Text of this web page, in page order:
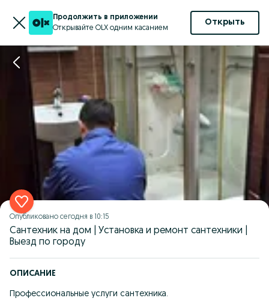
Продолжить в приложении
Открывайте OLX одним касанием
Открыть
Опубликовано сегодня в 10:15
Сантехник на дом | Установка и ремонт сантехники |
Выезд по городу
ОПИСАНИЕ
Профессиональные услуги сантехника.